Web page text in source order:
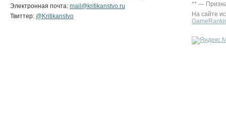
Электронная почта: mail@kritikanstvo.ru
Твиттер: @Kritikanstvo
** —
На сайте